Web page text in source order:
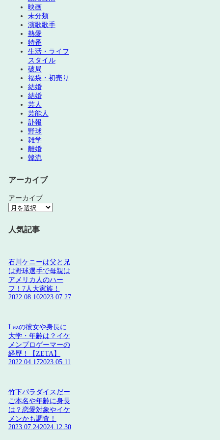
映画
未分類
演歌歌手
熱愛
特番
生活・ライフ
スタイル
破局
福袋・初売り
結婚
結婚
芸人
芸能人
訃報
野球
雑学
離婚
韓流
アーカイブ
アーカイブ
人気記事
石川ケニーは父と兄
は野球選手で母親は
アメリカ人のハー
フ！7人大家族！
2022.08.102023.07.27
Lazの彼女や身長に
大学・年齢は？イケ
メンプロゲーマーの
経歴！【ZETA】
2022.04.172023.05.11
竹下パラダイスだー
ご本名や年齢に身長
は？恋愛対象やイケ
メンかも調査！
2023.07.242024.12.30